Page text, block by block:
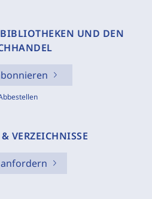
BIBLIOTHEKEN UND DEN
VERZEICHNISSE
anfordern